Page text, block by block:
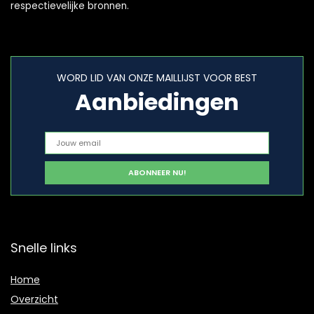
respectievelijke bronnen.
WORD LID VAN ONZE MAILLIJST VOOR BEST
Aanbiedingen
Snelle links
Home
Overzicht